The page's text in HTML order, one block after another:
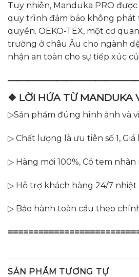
Tuy nhiên, Manduka PRO
quy trình đảm bảo không phát
quyển. OEKO-TEX, một cơ
trường ở châu Âu cho ngành
nhận an toàn cho sự tiếp xúc
❖ LỜI HỨA TỪ MANDUKA
▷Sản phẩm đúng hình ảnh và
▷ Chất lượng là ưu tiên số 1,
▷ Hàng mới 100%, Có tem nhãn
▷ Hỗ trợ khách hàng 24/7
▷ Bảo hành toàn cầu theo
SẢN PHẨM TƯƠNG TỰ